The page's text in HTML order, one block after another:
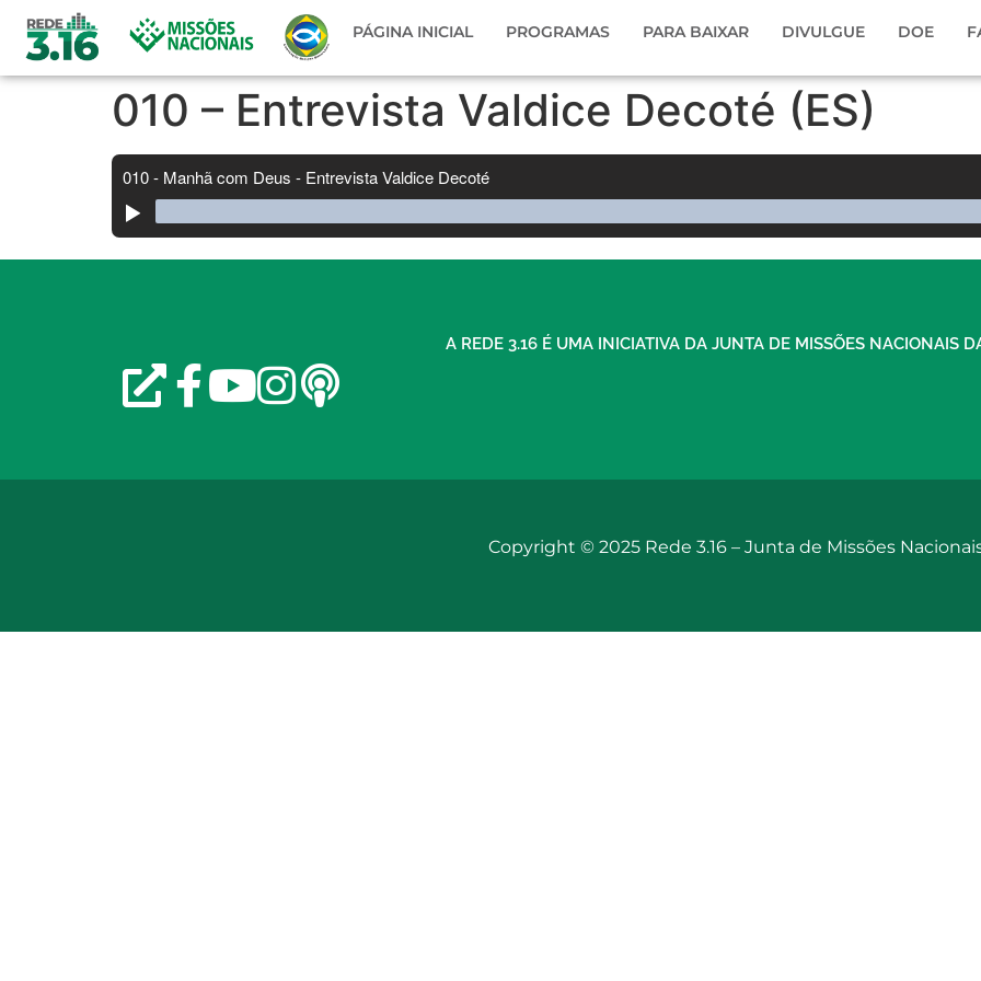
PÁGINA INICIAL PROGRAMAS PARA BAIXAR DIVULGUE DOE
010 – Entrevista Valdice Decoté (ES)
A REDE 3.16 É UMA INICIATIVA DA JUNTA DE MISSÕES NACIONAIS
Copyright © 2025 Rede 3.16 – Junta de Missões